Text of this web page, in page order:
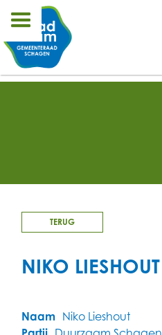
TERUG
NIKO LIESHOUT
Naam Niko Lieshout